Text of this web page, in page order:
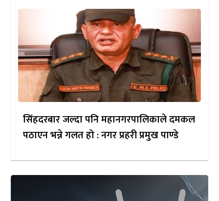
सिंहदरबार जल्दा पनि महानगरपालिकाले दमकल
पठाएन भन्ने गलत हो : नगर प्रहरी प्रमुख पाण्डे